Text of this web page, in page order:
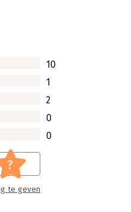
je vertrouwde omgeving
transformatie toe, die je
10
1
2
0
0
?
te geven